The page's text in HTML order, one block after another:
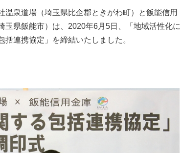
温泉道場（埼玉県比企郡ときがわ町）と飯能信用
玉県飯能市）は、2020年6月5日、「地域活性化に
括連携協定」を締結いたしました。